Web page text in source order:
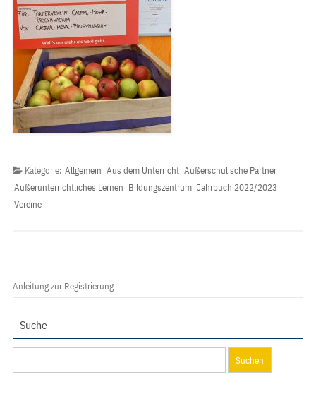
Kategorie: Allgemein Aus dem Unterricht Außerschulische Partner
Außerunterrichtliches Lernen Bildungszentrum Jahrbuch 2022/2023
Vereine
Anleitung zur Registrierung
Suche
nach: